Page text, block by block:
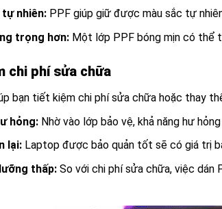
tự nhiên:PPF giúp giữ được màu sắc tự
trọng hơn:Một lớp PPF bóng mịn có thể
chi phí sửa chữa
bạn tiết kiệm chi phí sửa chữa hoặc thay
hỏng:Nhờ vào lớp bảo vệ, khả năng hư
lại:Laptop được bảo quản tốt sẽ có giá trị
thấp:So với chi phí sửa chữa, việc dán